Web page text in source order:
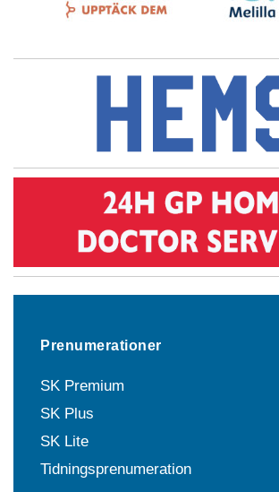
Prenumerationer
SK Premium
SK Plus
SK Lite
Tidningsprenumeration